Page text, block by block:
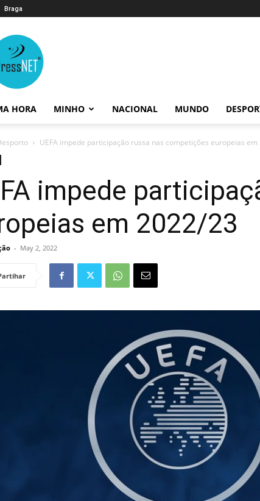
Braga
HORA MINHO NACIONAL MUNDO
UEFA impede participação russa nas competições europeias em
impede
em 2022/23
- May 2, 2022